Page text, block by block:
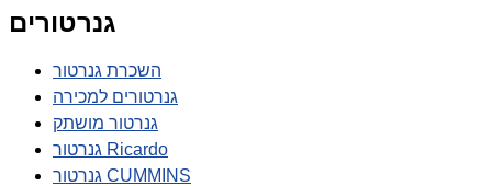
גנרטורים
השכרת גנרטור
גנרטורים למכירה
גנרטור מושתק
גנרטור Ricardo
גנרטור CUMMINS